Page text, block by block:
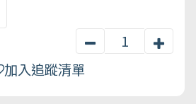
加入追蹤清單